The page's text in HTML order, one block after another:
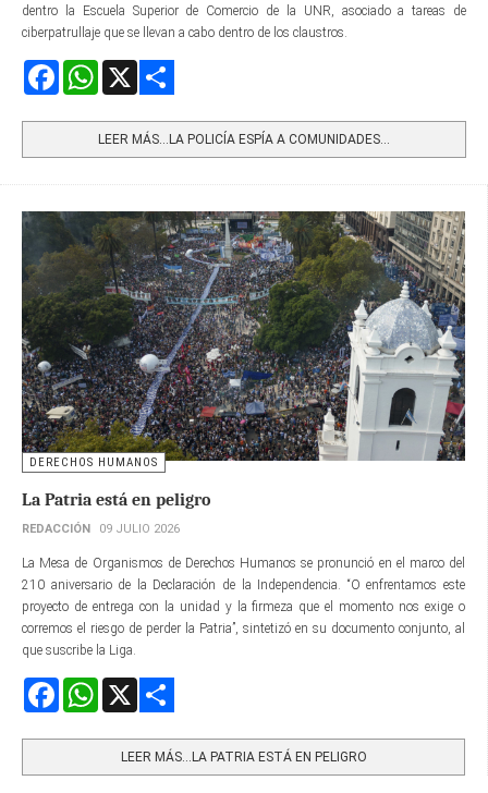
dentro la Escuela Superior de Comercio de la UNR, asociado a tareas de
ciberpatrullaje que se llevan a cabo dentro de los claustros.
FacebookWhatsApp
LEER MÁS…LA POLICÍA ESPÍA A COMUNIDADES...
DERECHOS HUMANOS
La Patria está en peligro
REDACCIÓN 09 JULIO 2026
La Mesa de Organismos de Derechos Humanos se pronunció en el marco del
210 aniversario de la Declaración de la Independencia. “O enfrentamos este
proyecto de entrega con la unidad y la firmeza que el momento nos exige o
corremos el riesgo de perder la Patria”, sintetizó en su documento conjunto, al
que suscribe la Liga.
FacebookWhatsApp
LEER MÁS…LA PATRIA ESTÁ EN PELIGRO